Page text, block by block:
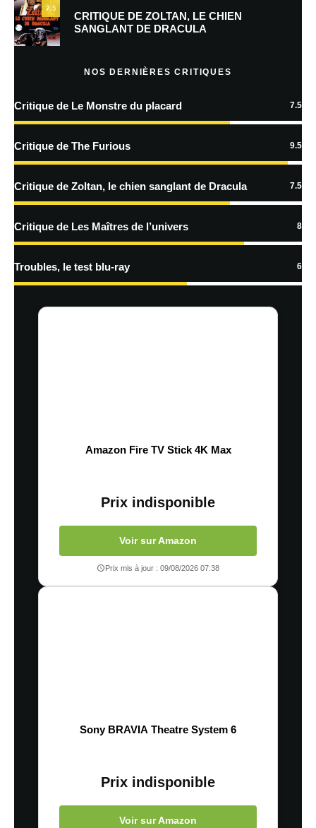
Prévenez-moi de tous les nouveaux commentaires par e-mail.
Prévenez-moi de tous les nouveaux articles par e-mail.
En savoir
traitées
7.5
CRITIQUE DE ZOLTAN, LE CHIEN
SANGLANT DE DRACULA
NOS DERNIÈRES CRITIQUES
Critique de Le Monstre du placard 7.5
Critique de The Furious 9.5
Critique de Zoltan, le chien sanglant de Dracula 7.5
Critique de Les Maîtres de l’univers 8
Troubles, le test blu-ray 6
Amazon Fire TV Stick 4K Max
Prix indisponible
Voir sur Amazon
Prix mis à jour : 09/08/2026 07:38
Sony BRAVIA Theatre System 6
Prix indisponible
Voir sur Amazon